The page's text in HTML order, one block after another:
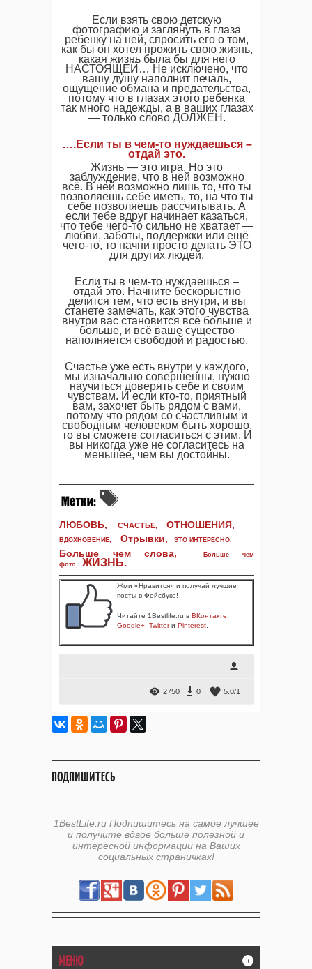
Если взять свою детскую
фотографию и заглянуть в глаза
ребенку на ней, спросить его о том,
как бы он хотел прожить свою жизнь,
какая жизнь была бы для него
НАСТОЯЩЕЙ… Не исключено, что
вашу душу наполнит печаль,
ощущение обмана и предательства,
потому что в глазах этого ребенка
так много надежды, а в ваших глазах
— только слово ДОЛЖЕН.
….Если ты в чем-то нуждаешься –
отдай это.
Жизнь — это игра. Но это
заблуждение, что в ней возможно
всё. В ней возможно лишь то, что ты
позволяешь себе иметь, то, на что ты
себе позволяешь рассчитывать. А
если тебе вдруг начинает казаться,
что тебе чего-то сильно не хватает —
любви, заботы, поддержки или ещё
чего-то, то начни просто делать ЭТО
для других людей.
Если ты в чем-то нуждаешься –
отдай это. Начните бескорыстно
делится тем, что есть внутри, и вы
станете замечать, как этого чувства
внутри вас становится всё больше и
больше, и всё ваше существо
наполняется свободой и радостью.
Счастье уже есть внутри у каждого,
мы изначально совершенны, нужно
научиться доверять себе и своим
чувствам. И если кто-то, приятный
вам, захочет быть рядом с вами,
потому что рядом со счастливым и
свободным человеком быть хорошо,
то вы сможете согласиться с этим. И
вы никогда уже не согласитесь на
меньшее, чем вы достойны.
ЛЮБОВЬ, СЧАСТЬЕ, ОТНОШЕНИЯ,
ВДОХНОВЕНИЕ, Отрывки, ЭТО ИНТЕРЕСНО,
Больше чем слова,
Больше чем
фото, ЖИЗНЬ.
Жми «Нравится» и получай лучшие
посты в Фейсбуке!
Читайте 1Bestlife.ru в ВКонтакте
Google+ Twitterи Pinterest
2750 0 5.0/1
ПОДПИШИТЕСЬ
1BestLife.ru Подпишитесь на самое лучшее
и получите вдвое больше полезной и
интересной информации на Ваших
социальных страничках!
МЕНЮ +